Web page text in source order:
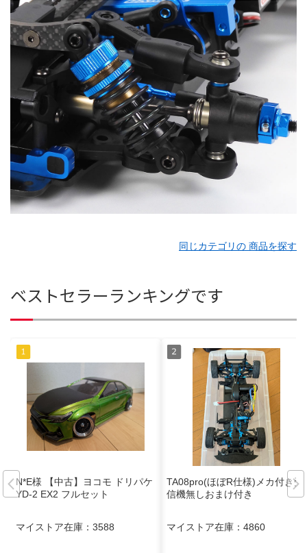
同じカテゴリの 商品を探す
ベストセラーランキングです
N*E様 【中古】ヨコモ ドリパケ
YD-2 EX2 フルセット
マイストア在庫： 3588
TA08pro(ほぼR仕様)メカ付き受
信機無しおまけ付き
マイストア在庫： 4860